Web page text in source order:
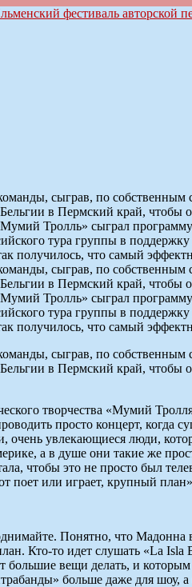
сыграв, по
в Пермский край,
Тролль» сыграл
тура группы в
получилось, что самый
сыграв, по
в Пермский край,
Тролль» сыграл
тура группы в
получилось, что самый
сыграв, по
в Пермский край,
творчества «Мумий
просто концерт, когда
очень увлекающиеся люди,
а в душе они такие же
чтобы это не просто был
поет или играет, крупный
Понятно, что Мадонна
Кто-то идет слушать «La
вещи делать, и
больше даже для шоу,